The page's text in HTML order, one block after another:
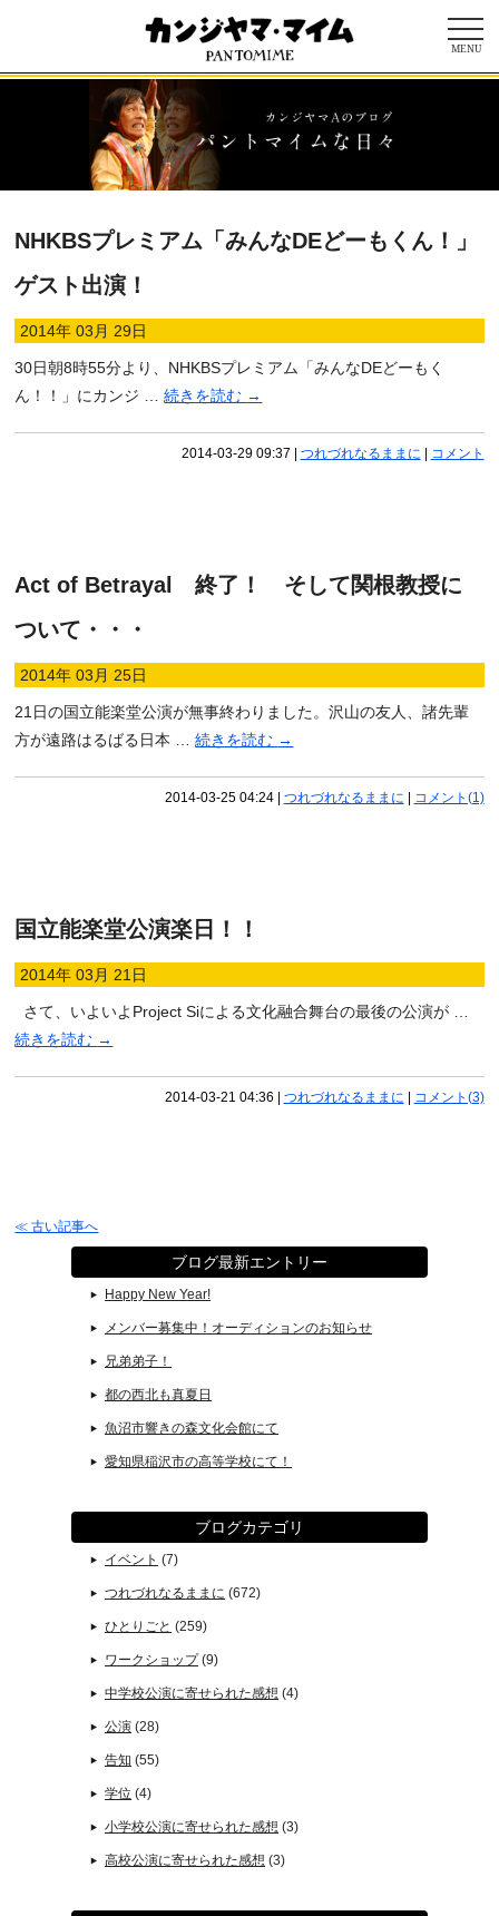
MENU
NHKBSプレミアム「みんなDEどーもくん！」
ゲスト出演！
2014年 03月 29日
30日朝8時55分より、NHKBSプレミアム「みんなDEどーもく
ん！！」にカンジ …続きを読む →
2014-03-29 09:37 つれづれなるままに コメント
Act of Betrayal 終了！ そして関根教授に
ついて・・・
2014年 03月 25日
21日の国立能楽堂公演が無事終わりました。沢山の友人、諸先輩
方が遠路はるばる日本 …続きを読む →
2014-03-25 04:24 つれづれなるままに コメント(1)
国立能楽堂公演楽日！！
2014年 03月 21日
さて、いよいよProject Siによる文化融合舞台の最後の公演が …
続きを読む →
2014-03-21 04:36 つれづれなるままに コメント(3)
≪ 古い記事へ
ブログ最新エントリー
Happy New Year!
メンバー募集中！オーディションのお知らせ
兄弟弟子！
都の西北も真夏日
魚沼市響きの森文化会館にて
愛知県稲沢市の高等学校にて！
ブログカテゴリ
イベント (7)
つれづれなるままに (672)
ひとりごと (259)
ワークショップ(9)
中学校公演に寄せられた感想 (4)
公演 (28)
告知 (55)
学位 (4)
小学校公演に寄せられた感想 (3)
高校公演に寄せられた感想 (3)